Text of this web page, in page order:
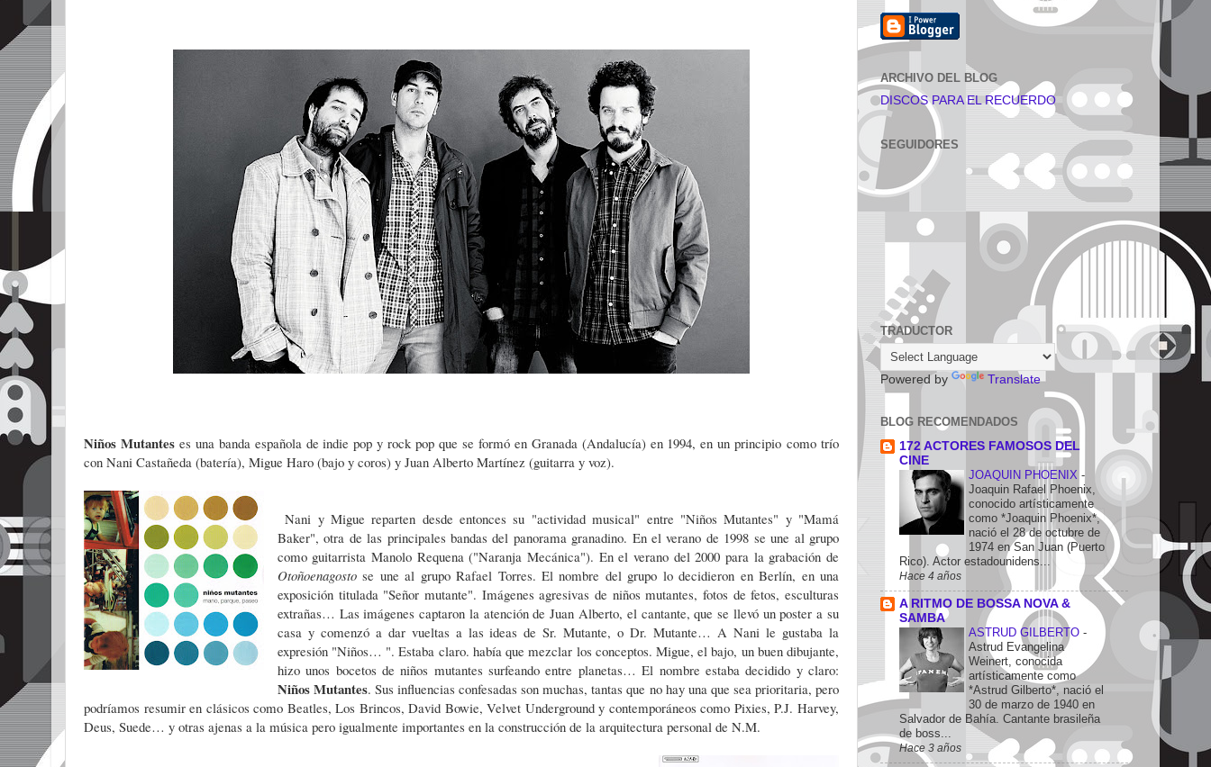
Niños Mutanteses una banda española de indie pop y rock pop que se formó en Granada (Andalucía) en 1994, en un principiocomo trío
con Nani Castañeda (batería), Migue Haro (bajo y coros) y Juan Alberto Martínez (guitarra y voz).
Nani y Migue reparten desde entonces su "actividad musical" entre "Niños Mutantes" y "Mamá
Baker", otra de las principales bandas del panorama granadino. En el verano de 1998 se une al grupo
como guitarrista Manolo Requena ("Naranja Mecánica"). En el verano del 2000 para la grabación de
Otoñoenagostose une al grupo Rafael Torres. El nombre del grupo lo decidieron en Berlín, en una
exposición titulada "Señor mutante". Imágenes agresivas de niños mutantes, fotos de fetos, esculturas
extrañas… Las imágenes captaron la atención de Juan Alberto, el cantante, que se llevó un poster a su
casa y comenzó a dar vueltas a las ideas de Sr. Mutante, o Dr. Mutante… A Nani le gustaba la
expresión "Niños… ". Estaba claro. había que mezclar los conceptos. Migue, el bajo, un buen dibujante,
hizo unos bocetos de niños mutantes surfeando entre planetas… El nombre estaba decidido y claro:
Niños Mutantes. Sus influencias confesadas son muchas, tantas que no hay una que sea prioritaria, pero
podríamos resumir en clásicos como Beatles, Los Brincos, David Bowie, Velvet Underground y contemporáneos como Pixies, P.J. Harvey,
Deus, Suede… y otras ajenas a la música pero igualmente importantes en la construcción de la arquitectura personal de N.M.
ARCHIVO DEL BLOG
DISCOS PARA EL RECUERDO
SEGUIDORES
TRADUCTOR
Powered by Translate
BLOG RECOMENDADOS
172 ACTORES FAMOSOS DEL
CINE
JOAQUIN PHOENIX -
Joaquin Rafael Phoenix,
conocido artísticamente
como *Joaquin Phoenix*,
nació el 28 de octubre de
1974 en San Juan (Puerto
Rico). Actor estadounidens...
Hace 4 años
A RITMO DE BOSSA NOVA &
SAMBA
ASTRUD GILBERTO -
Astrud Evangelina
Weinert, conocida
artísticamente como
*Astrud Gilberto*, nació el
30 de marzo de 1940 en
Salvador de Bahía. Cantante brasileña
de boss...
Hace 3 años